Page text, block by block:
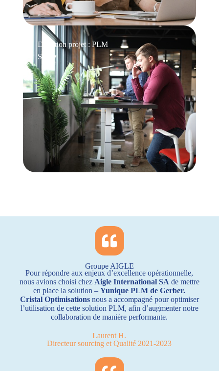
Direction projet : PLM
Siplec
Groupe AIGLE
Pour répondre aux enjeux d’excellence opérationnelle,
nous avions choisi chez Aigle International SA de mettre
en place la solution –Yunique PLM de Gerber.
Cristal Optimisationsnous a accompagné pour optimiser
l’utilisation de cette solution PLM, afin d’augmenter notre
collaboration de manière performante.
Laurent H.
Directeur sourcing et Qualité 2021-2023